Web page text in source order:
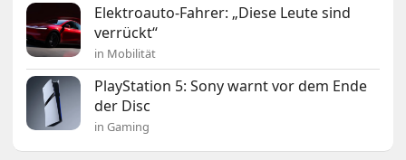
Elektroauto-Fahrer: „Diese Leute sind
verrückt“
in Mobilität
PlayStation 5: Sony warnt vor dem Ende
der Disc
in Gaming